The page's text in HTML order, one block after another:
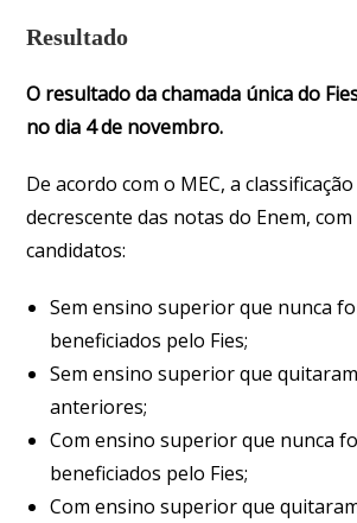
Resultado
O resultado da chamada única do
no dia 4 de novembro.
De acordo com o MEC, a
decrescente das notas do Enem,
candidatos:
Sem ensino superior que nunca
beneficiados pelo Fies;
Sem ensino superior que
anteriores;
Com ensino superior que nunca
beneficiados pelo Fies;
Com ensino superior que